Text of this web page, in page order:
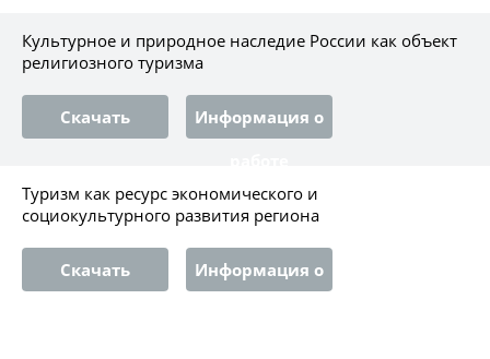
Культурное и природное наследие России как объект
религиозного туризма
Скачать
Информация о
Туризм как ресурс экономического и
социокультурного развития региона
Скачать
Информация о